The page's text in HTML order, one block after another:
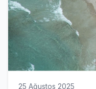
25 Ağustos 2025